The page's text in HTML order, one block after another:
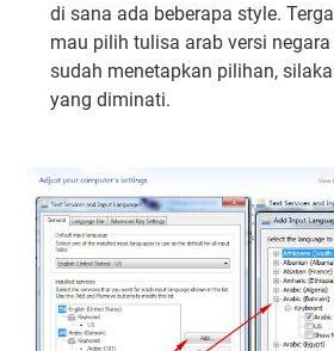
di sana ada beberapa style.
mau pilih tulisa arab versi
sudah menetapkan pilihan,
yang diminati.